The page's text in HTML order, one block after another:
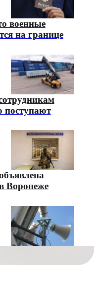
военные
на границе
поступают
Воронеже